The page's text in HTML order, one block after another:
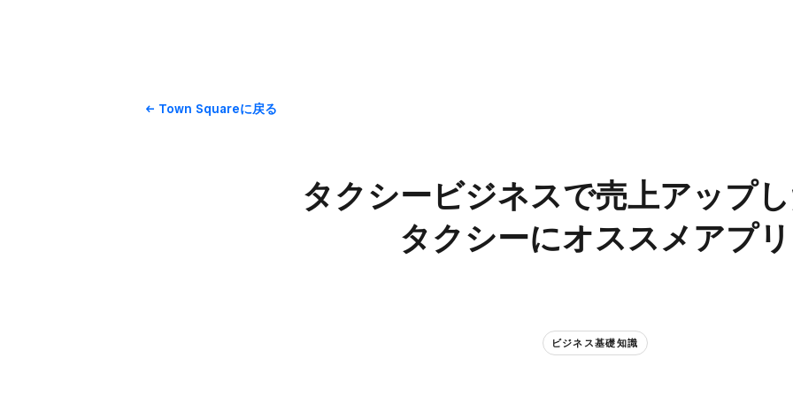
Town Squareに​戻る
タクシービジネスで​売上アップ
タクシーに​オススメアプリ
ビジネス基礎知識